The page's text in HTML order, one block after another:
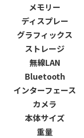
メモリー
ディスプレー
グラフィックス
ストレージ
無線LAN
Bluetooth
インターフェース
カメラ
本体サイズ
重量